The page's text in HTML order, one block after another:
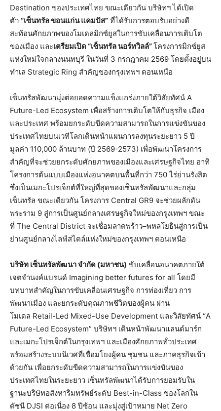
Destination ของประเทศไทย ขณะเดียวกัน บริษัทฯ ได้เปิด
ตัว “เซ็นทรัล ขอนแก่น แคมปัส” ที่ได้รับการตอบรับอย่างดี
สะท้อนศักยภาพของโมเดลมิกซ์ยูสในการขับเคลื่อนการเติบโต
ของเมือง และเตรียมเปิด “เซ็นทรัล นอร์ทวิลล์”โครงการมิกซ์ยูส
แห่งใหม่ใจกลางนนทบุรี ในวันที่ 3 กรกฎาคม 2569 โดยตั้งอยู่บน
ทำเล Strategic Ring สำคัญของกรุงเทพฯ ตอนเหนือ
เซ็นทรัลพัฒนามุ่งต่อยอดความแข็งแกร่งภายใต้วิสัยทัศน์ A
Future-Led Ecosystem เพื่อสร้างการเติบโตให้กับธุรกิจ เมือง
และประเทศ พร้อมยกระดับขีดความสามารถในการแข่งขันของ
ประเทศไทยบนเวทีโลกเดินหน้าแผนการลงทุนระยะยาว 5 ปี
มูลค่า 110,000 ล้านบาท (ปี 2569-2573) เพื่อพัฒนาโครงการ
สำคัญที่จะช่วยยกระดับศักยภาพของเมืองและเศรษฐกิจไทย อาทิ
โครงการต้นแบบเมืองแห่งอนาคตบนพื้นที่กว่า 750 ไร่ย่านรังสิต
ซึ่งเป็นเมกะโปรเจ็กต์ที่ใหญ่ที่สุดของเซ็นทรัลพัฒนาและกลุ่ม
เซ็นทรัล ขณะเดียวกัน โครงการ Central GR9 จะช่วยผลักดัน
พระราม 9 สู่การเป็นศูนย์กลางเศรษฐกิจใหม่ของกรุงเทพฯ ขณะ
ที่ The Central District จะเชื่อมลาดพร้าว–พหลโยธินสู่การเป็น
ย่านศูนย์กลางไลฟ์สไตล์แห่งใหม่ของกรุงเทพฯ ตอนเหนือ
บริษัท เซ็นทรัลพัฒนา จำกัด (มหาชน) ขับเคลื่อนอนาคตภายใต้
เจตจำนงค์แบรนด์ Imagining better futures for all โดยมี
บทบาทสำคัญในการขับเคลื่อนเศรษฐกิจ การท่องเที่ยว การ
พัฒนาเมือง และยกระดับคุณภาพชีวิตของผู้คน ผ่าน
โมเดล Retail-Led Mixed-Use Development และวิสัยทัศน์ “A
Future-Led Ecosystem” บริษัทฯ เดินหน้าพัฒนาแลนด์มาร์ก
และเมกะโปรเจ็กต์ในกรุงเทพฯ และเมืองศักยภาพทั่วประเทศ
พร้อมสร้างระบบนิเวศที่เชื่อมโยงผู้คน ชุมชน และภาคธุรกิจเข้า
ด้วยกัน เพื่อยกระดับขีดความสามารถในการแข่งขันของ
ประเทศไทยในระยะยาว เซ็นทรัลพัฒนาได้รับการยอมรับใน
ฐานะบริษัทอสังหาริมทรัพย์ระดับ Best-in-Class ของโลกใน
ดัชนี DJSI ต่อเนื่อง 8 ปีซ้อน และมุ่งสู่เป้าหมาย Net Zero